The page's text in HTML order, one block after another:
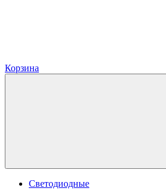
Корзина
Светодиодные